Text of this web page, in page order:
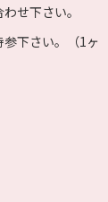
せ下さい。
下さい。（1ヶ